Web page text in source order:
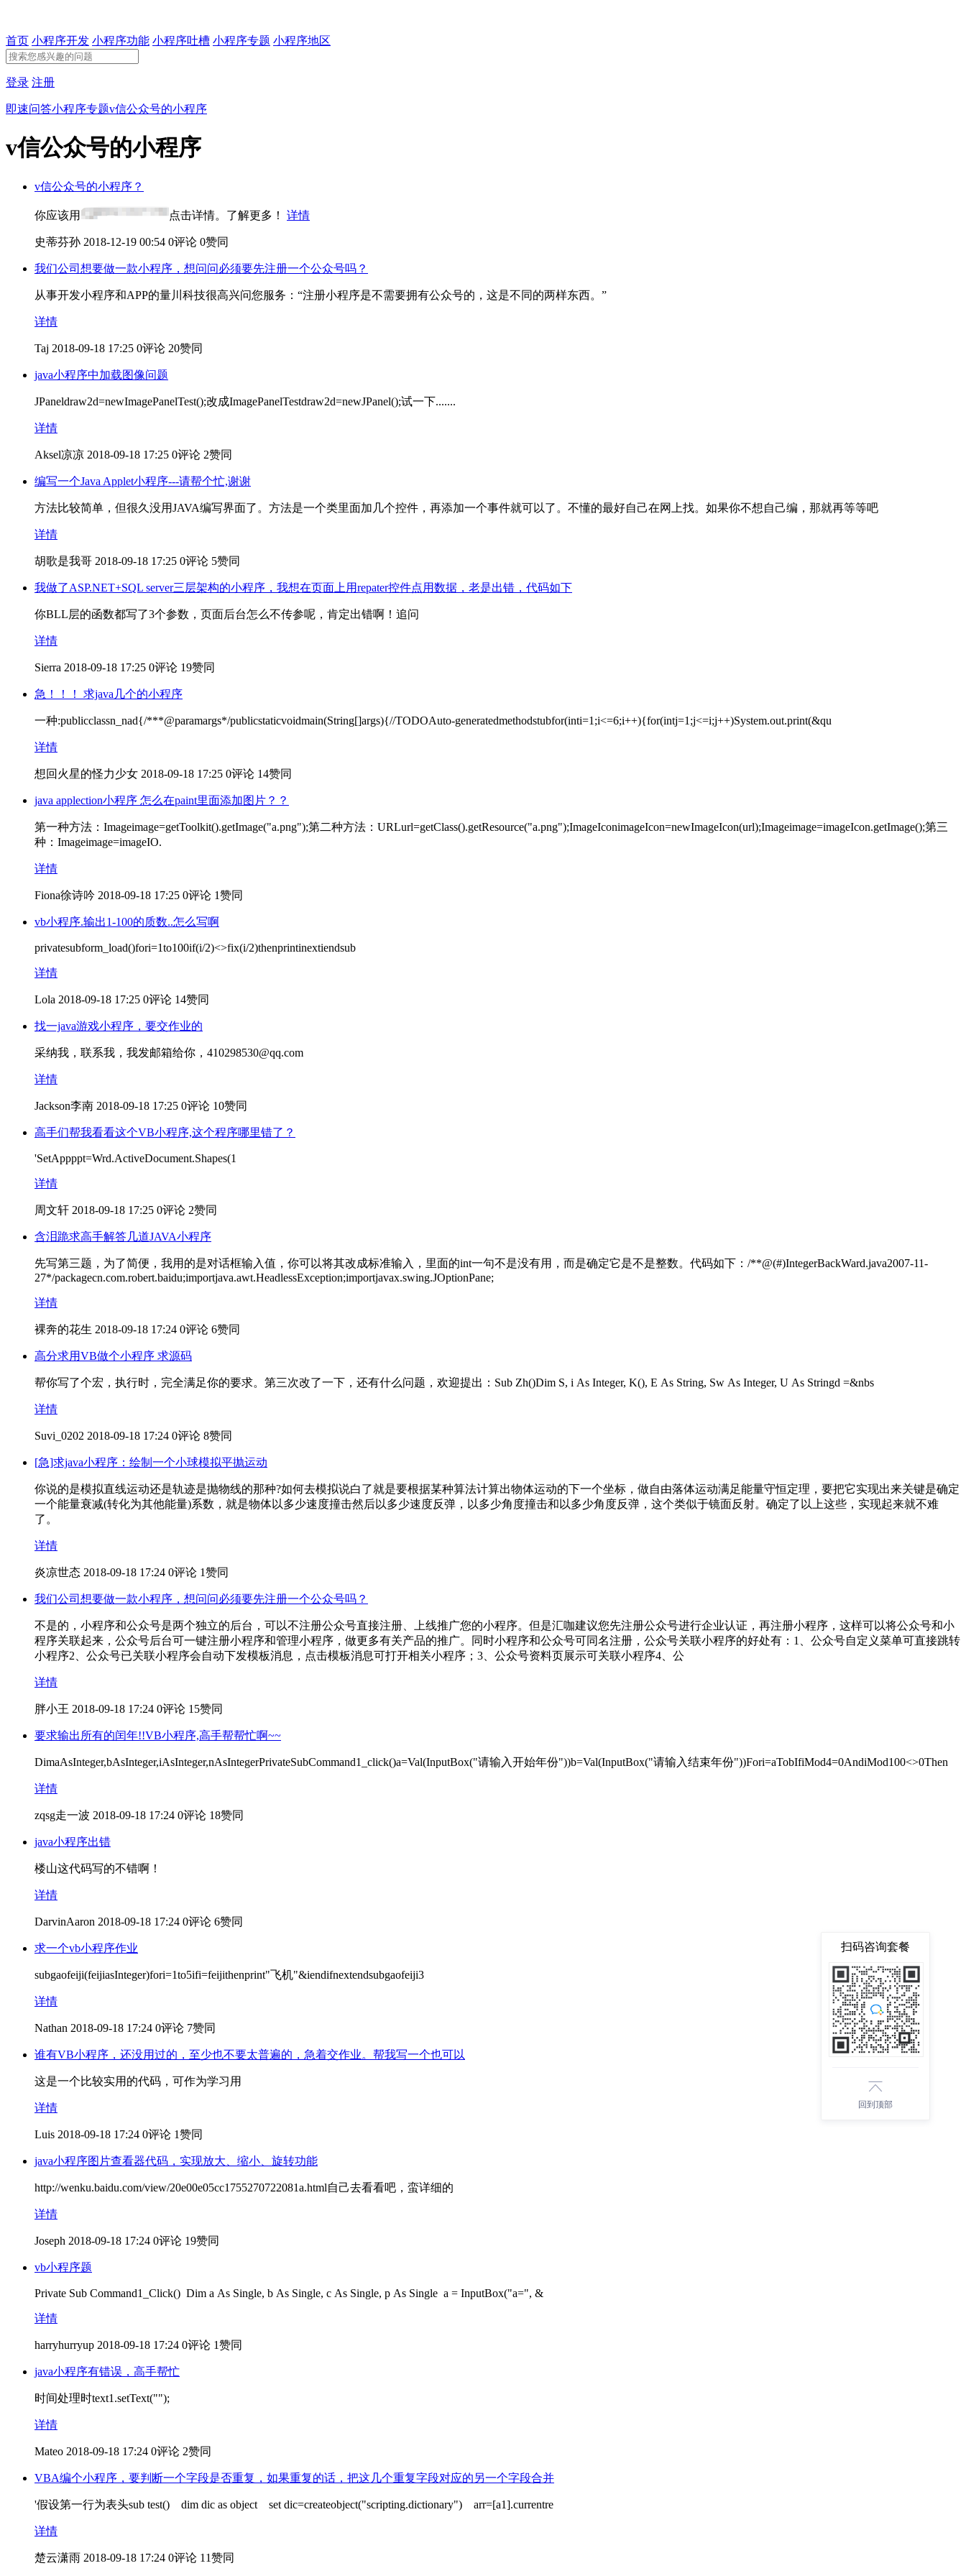
首页 小程序开发 小程序功能 小程序吐槽 小程序专题 小程序地区
登录 注册
即速问答小程序专题v信公众号的小程序
v信公众号的小程序
v信公众号的小程序？
你应该用 点击详情。了解更多！ 详情
史蒂芬孙 2018-12-19 00:54 0评论 0赞同
我们公司想要做一款小程序，想问问必须要先注册一个公众号吗？
从事开发小程序和APP的量川科技很高兴问您服务：“注册小程序是不需要拥有公众号的，这是不同的两样东西。”
详情
Taj 2018-09-18 17:25 0评论 20赞同
java小程序中加载图像问题
JPaneldraw2d=newImagePanelTest();改成ImagePanelTestdraw2d=newJPanel();试一下.......
详情
Aksel凉凉 2018-09-18 17:25 0评论 2赞同
编写一个Java Applet小程序---请帮个忙,谢谢
方法比较简单，但很久没用JAVA编写界面了。方法是一个类里面加几个控件，再添加一个事件就可以了。不懂的最好自己在网上找。如果你不想自己编，那就再等等吧
详情
胡歌是我哥 2018-09-18 17:25 0评论 5赞同
我做了ASP.NET+SQL server三层架构的小程序，我想在页面上用repater控件点用数据，老是出错，代码如下
你BLL层的函数都写了3个参数，页面后台怎么不传参呢，肯定出错啊！追问
详情
Sierra 2018-09-18 17:25 0评论 19赞同
急！！！ 求java几个的小程序
一种:publicclassn_nad{/***@paramargs*/publicstaticvoidmain(String[]args){//TODOAuto-generatedmethodstubfor(inti=1;i<=6;i++){for(intj=1;j<=i;j++)System.out.print(&qu
详情
想回火星的怪力少女 2018-09-18 17:25 0评论 14赞同
java applection小程序 怎么在paint里面添加图片？？
第一种方法：Imageimage=getToolkit().getImage("a.png");第二种方法：URLurl=getClass().getResource("a.png");ImageIconimageIcon=newImageIcon(url);Imageimage=imageIcon.getImage();第三
种：Imageimage=imageIO.
详情
Fiona徐诗吟 2018-09-18 17:25 0评论 1赞同
vb小程序.输出1-100的质数..怎么写啊
privatesubform_load()fori=1to100if(i/2)<>fix(i/2)thenprintinextiendsub
详情
Lola 2018-09-18 17:25 0评论 14赞同
找一java游戏小程序，要交作业的
采纳我，联系我，我发邮箱给你，410298530@qq.com
详情
Jackson李南 2018-09-18 17:25 0评论 10赞同
高手们帮我看看这个VB小程序,这个程序哪里错了？
'SetAppppt=Wrd.ActiveDocument.Shapes(1
详情
周文轩 2018-09-18 17:25 0评论 2赞同
含泪跪求高手解答几道JAVA小程序
先写第三题，为了简便，我用的是对话框输入值，你可以将其改成标准输入，里面的int一句不是没有用，而是确定它是不是整数。代码如下：/**@(#)IntegerBackWard.java2007-11-
27*/packagecn.com.robert.baidu;importjava.awt.HeadlessException;importjavax.swing.JOptionPane;
详情
裸奔的花生 2018-09-18 17:24 0评论 6赞同
高分求用VB做个小程序 求源码
帮你写了个宏，执行时，完全满足你的要求。第三次改了一下，还有什么问题，欢迎提出：Sub Zh()Dim S, i As Integer, K(), E As String, Sw As Integer, U As Stringd =&nbs
详情
Suvi_0202 2018-09-18 17:24 0评论 8赞同
[急]求java小程序：绘制一个小球模拟平抛运动
你说的是模拟直线运动还是轨迹是抛物线的那种?如何去模拟说白了就是要根据某种算法计算出物体运动的下一个坐标，做自由落体运动满足能量守恒定理，要把它实现出来关键是确定
一个能量衰减(转化为其他能量)系数，就是物体以多少速度撞击然后以多少速度反弹，以多少角度撞击和以多少角度反弹，这个类似于镜面反射。确定了以上这些，实现起来就不难
了。
详情
炎凉世态 2018-09-18 17:24 0评论 1赞同
我们公司想要做一款小程序，想问问必须要先注册一个公众号吗？
不是的，小程序和公众号是两个独立的后台，可以不注册公众号直接注册、上线推广您的小程序。但是汇咖建议您先注册公众号进行企业认证，再注册小程序，这样可以将公众号和小
程序关联起来，公众号后台可一键注册小程序和管理小程序，做更多有关产品的推广。同时小程序和公众号可同名注册，公众号关联小程序的好处有：1、公众号自定义菜单可直接跳转
小程序2、公众号已关联小程序会自动下发模板消息，点击模板消息可打开相关小程序；3、公众号资料页展示可关联小程序4、公
详情
胖小王 2018-09-18 17:24 0评论 15赞同
要求输出所有的闰年!!VB小程序,高手帮帮忙啊~~
DimaAsInteger,bAsInteger,iAsInteger,nAsIntegerPrivateSubCommand1_click()a=Val(InputBox("请输入开始年份"))b=Val(InputBox("请输入结束年份"))Fori=aTobIfiMod4=0AndiMod100<>0Then
详情
zqsg走一波 2018-09-18 17:24 0评论 18赞同
java小程序出错
楼山这代码写的不错啊！
详情
DarvinAaron 2018-09-18 17:24 0评论 6赞同
求一个vb小程序作业
subgaofeiji(feijiasInteger)fori=1to5ifi=feijithenprint"飞机"&iendifnextendsubgaofeiji3
详情
Nathan 2018-09-18 17:24 0评论 7赞同
谁有VB小程序，还没用过的，至少也不要太普遍的，急着交作业。帮我写一个也可以
这是一个比较实用的代码，可作为学习用
详情
Luis 2018-09-18 17:24 0评论 1赞同
java小程序图片查看器代码，实现放大、缩小、旋转功能
http://wenku.baidu.com/view/20e00e05cc1755270722081a.html自己去看看吧，蛮详细的
详情
Joseph 2018-09-18 17:24 0评论 19赞同
vb小程序题
Private Sub Command1_Click() Dim a As Single, b As Single, c As Single, p As Single a = InputBox("a=", &
详情
harryhurryup 2018-09-18 17:24 0评论 1赞同
java小程序有错误，高手帮忙
时间处理时text1.setText("");
详情
Mateo 2018-09-18 17:24 0评论 2赞同
VBA编个小程序，要判断一个字段是否重复，如果重复的话，把这几个重复字段对应的另一个字段合并
'假设第一行为表头sub test() dim dic as object set dic=createobject("scripting.dictionary") arr=[a1].currentre
详情
楚云潇雨 2018-09-18 17:24 0评论 11赞同
扫码咨询套餐
回到顶部